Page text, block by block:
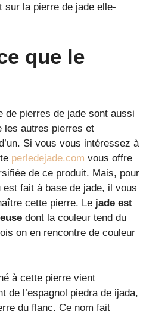
sur la pierre de jade elle-
que le
de pierres de jade sont aussi
les autres pierres et
Si vous vous intéressez à
perledejade.com vous offre
de ce produit. Mais, pour
fait à base de jade, il vous
cette pierre. Le jade est
dont la couleur tend du
on en rencontre de couleur
à cette pierre vient
de l’espagnol piedra de ijada,
du flanc. Ce nom fait